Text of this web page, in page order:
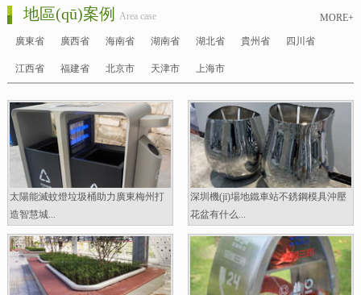
MORE+
地區(qū)案例 Area case
廣東省 廣西省 海南省 湖南省 湖北省 貴州省 四川省
江西省 福建省 北京市 天津市 上海市
太陽能滅蚊燈垃圾桶助力廣東梅州打
造智慧城...
深圳機(jī)場地鐵車站不銹鋼模具沖壓
花盆有什么...